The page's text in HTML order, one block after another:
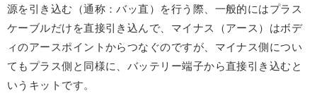
源を引き込む（通称：バッ直）を行う際、一般的にはプラス
ケーブルだけを直接引き込んで、マイナス（アース）はボデ
ィのアースポイントからつなぐのですが、マイナス側につい
てもプラス側と同様に、バッテリー端子から直接引き込むと
いうキットです。